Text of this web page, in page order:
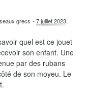
grecs -7 juillet 2023,
quel est ce jouet
son enfant. Une
par des rubans
de son moyeu. Le